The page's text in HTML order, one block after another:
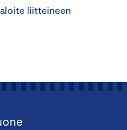
aloite liitteineen